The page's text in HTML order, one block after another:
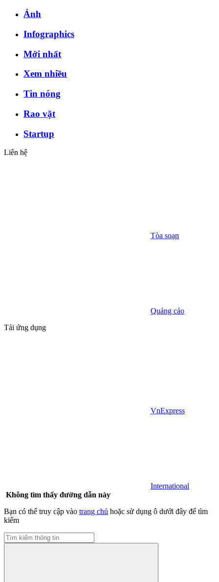
Ảnh
Infographics
Mới nhất
Xem nhiều
Tin nóng
Rao vặt
Startup
Liên hệ
Tòa soạn
Quảng cáo
Tải ứng dụng
VnExpress
International
Không tìm thấy đường dẫn này
Bạn có thể truy cập vào trang chủ hoặc sử dụng ô dưới đây để tìm
kiếm